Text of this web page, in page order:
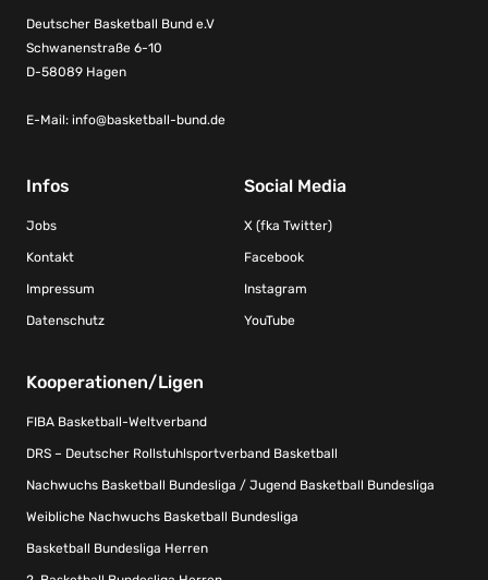
Deutscher Basketball Bund e.V
Schwanenstraße 6-10
D-58089 Hagen
E-Mail: info@basketball-bund.de
Infos
Jobs
Kontakt
Impressum
Datenschutz
Social Media
X (fka Twitter)
Facebook
Instagram
YouTube
Kooperationen/Ligen
FIBA Basketball-Weltverband
DRS – Deutscher Rollstuhlsportverband Basketball
Nachwuchs Basketball Bundesliga / Jugend Basketball Bundesliga
Weibliche Nachwuchs Basketball Bundesliga
Basketball Bundesliga Herren